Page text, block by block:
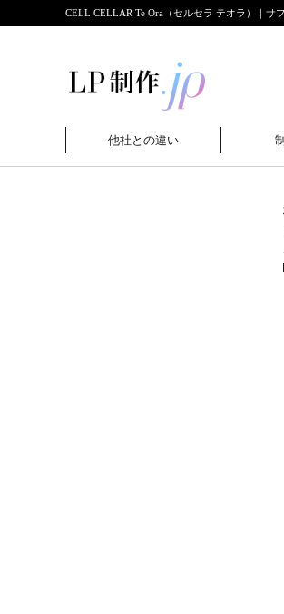
CELL CELLAR Te Ora（セルセラ テオラ）｜サ
他社との違い